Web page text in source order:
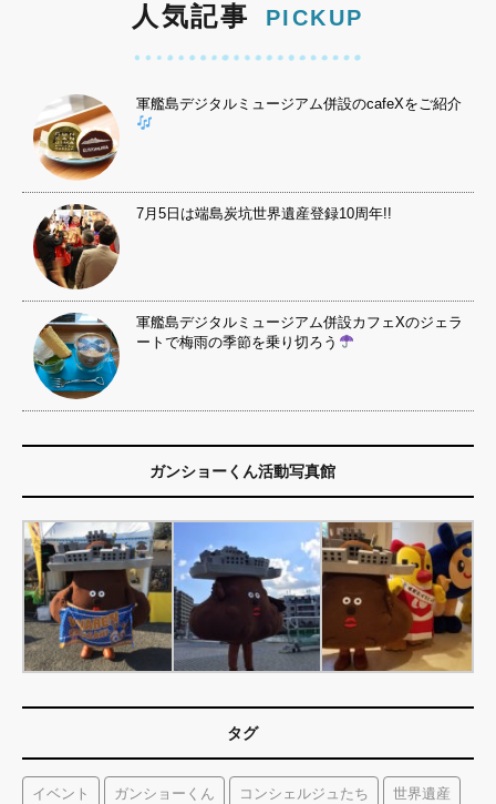
人気記事 PICKUP
軍艦島デジタルミュージアム併設のcafeXをご紹介
7月5日は端島炭坑世界遺産登録10周年!!
軍艦島デジタルミュージアム併設カフェXのジェラ
ートで梅雨の季節を乗り切ろう
ガンショーくん活動写真館
タグ
イベント ガンショーくん コンシェルジュたち 世界遺産